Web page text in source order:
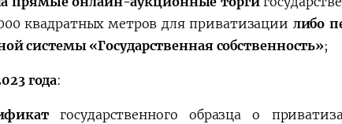
квадратных метров для приватизации либо
системы «Государственная собственность»;
года:
государственного образца о